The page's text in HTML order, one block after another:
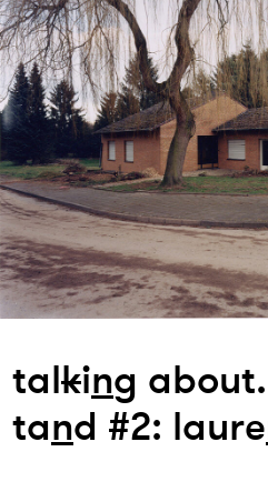
talking
tand #2: laure